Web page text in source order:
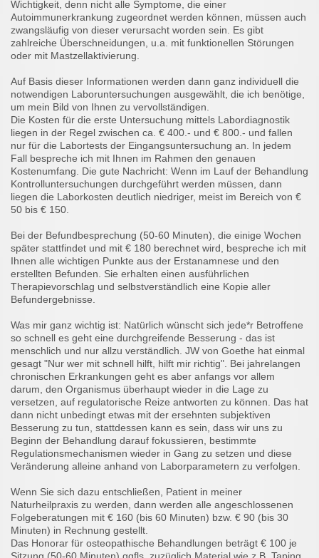
Wichtigkeit, denn nicht alle Symptome, die einer
Autoimmunerkrankung zugeordnet werden können, müssen auch
zwangsläufig von dieser verursacht worden sein. Es gibt
zahlreiche Überschneidungen, u.a. mit funktionellen Störungen
oder mit Mastzellaktivierung.
Auf Basis dieser Informationen werden dann ganz individuell die
notwendigen Laboruntersuchungen ausgewählt, die ich benötige,
um mein Bild von Ihnen zu vervollständigen.
Die Kosten für die erste Untersuchung mittels Labordiagnostik
liegen in der Regel zwischen ca. € 400.- und € 800.- und fallen
nur für die Labortests der Eingangsuntersuchung an. In jedem
Fall bespreche ich mit Ihnen im Rahmen den genauen
Kostenumfang. Die gute Nachricht: Wenn im Lauf der Behandlung
Kontrolluntersuchungen durchgeführt werden müssen, dann
liegen die Laborkosten deutlich niedriger, meist im Bereich von €
50 bis € 150.
Bei der Befundbesprechung (50-60 Minuten), die einige Wochen
später stattfindet und mit € 180 berechnet wird, bespreche ich mit
Ihnen alle wichtigen Punkte aus der Erstanamnese und den
erstellten Befunden. Sie erhalten einen ausführlichen
Therapievorschlag und selbstverständlich eine Kopie aller
Befundergebnisse.
Was mir ganz wichtig ist: Natürlich wünscht sich jede*r Betroffene
so schnell es geht eine durchgreifende Besserung - das ist
menschlich und nur allzu verständlich. JW von Goethe hat einmal
gesagt "Nur wer mit schnell hilft, hilft mir richtig". Bei jahrelangen
chronischen Erkrankungen geht es aber anfangs vor allem
darum, den Organismus überhaupt wieder in die Lage zu
versetzen, auf regulatorische Reize antworten zu können. Das hat
dann nicht unbedingt etwas mit der ersehnten subjektiven
Besserung zu tun, stattdessen kann es sein, dass wir uns zu
Beginn der Behandlung darauf fokussieren, bestimmte
Regulationsmechanismen wieder in Gang zu setzen und diese
Veränderung alleine anhand von Laborparametern zu verfolgen.
Wenn Sie sich dazu entschließen, Patient in meiner
Naturheilpraxis zu werden, dann werden alle angeschlossenen
Folgeberatungen mit € 160 (bis 60 Minuten) bzw. € 90 (bis 30
Minuten) in Rechnung gestellt.
Das Honorar für osteopathische Behandlungen beträgt € 100 je